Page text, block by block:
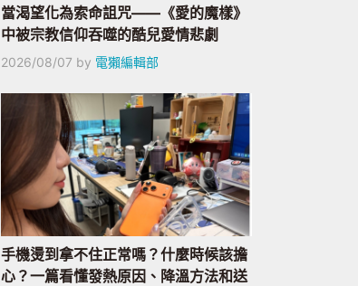
當渴望化為索命詛咒——《愛的魔樣》
中被宗教信仰吞噬的酷兒愛情悲劇
2026/08/07 by 電獺編輯部
手機燙到拿不住正常嗎？什麼時候該擔
心？一篇看懂發熱原因、降溫方法和送